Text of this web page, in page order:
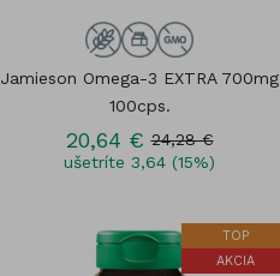
Jamieson Omega-3 EXTRA 700mg
100cps.
20,64 € 24,28 €
ušetríte 3,64 (15%)
TOP
AKCIA